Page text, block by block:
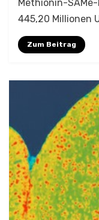
Methionin-
445,20 Millionen
Zum Beitrag